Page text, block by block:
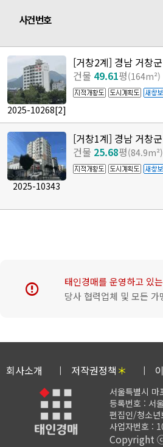
사건번호
2025-10268[2]
[거창2계] 경남 거창
건물 49.61평(164m²)
2025-10343
[거창1계] 경남 거창
건물 25.68평(84.9m²)
error 태인경매를 운영하고 있
당사 협력업체 및 모든
회사소개 저작권정책 ＊
서울특별시
등록번호 : 서
편집인/청소
사업자번호 :
Copyright